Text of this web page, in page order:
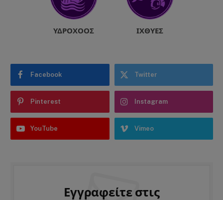
ΥΔΡΟΧΌΟΣ ΙΧΘΎΕΣ
Facebook Twitter
Pinterest Instagram
YouTube Vimeo
Εγγραφείτε στις